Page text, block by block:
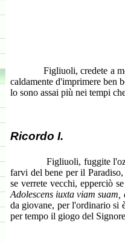
Figliuoli, credete a me,
caldamente d'imprimere ben
lo sono assai più nei tempi
Ricordo I.
Figliuoli, fuggite l'ozio,
farvi del bene per il
se verrete vecchi, epperciò
Adolescens iuxta viam
da giovane, per l'ordinario si
per tempo il giogo del